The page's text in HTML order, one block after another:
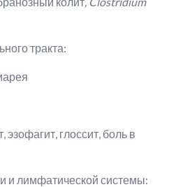
тракта:
эзофагит, глоссит, боль в
и лимфатической системы: